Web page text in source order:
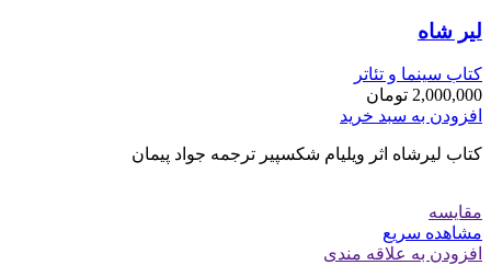
لیر شاه
کتاب سینما و تئاتر
2,000,000 تومان
افزودن به سبد خرید
کتاب لیرشاه اثر ویلیام شکسپیر ترجمه جواد پیمان
مقایسه
مشاهده سریع
افزودن به علاقه مندی